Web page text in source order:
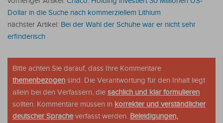
Dollar in die Suche nach kommerziellem Lithium
nächster Artikel: Bei der Wahl der Schuhe war er nicht sehr
erfinderisch
Bitte achten Sie darauf, dass Ihre Kommentare
themenbezogen sind. Die Verantwortung für den Inhalt liegt
allein bei den Verfassern, die sachlich und klar formulieren
sollten. Kommentare müssen in korrekter und verständlicher
deutscher Spracheverfasst werden. Beleidigungen,